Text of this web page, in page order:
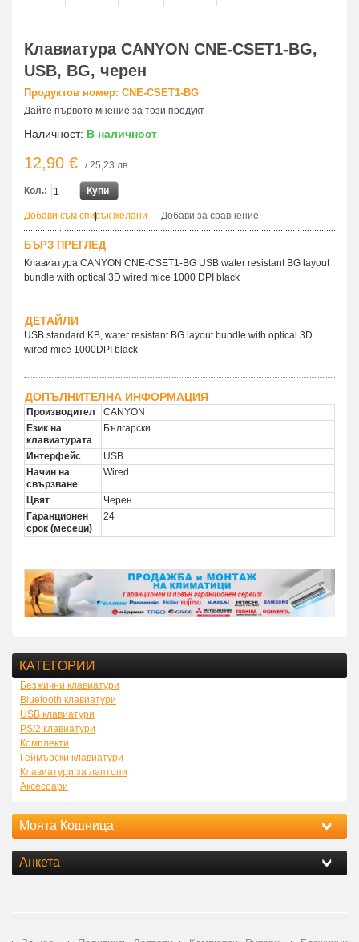
Клавиатура CANYON CNE-CSET1-BG,
USB, BG, черен
Продуктов номер: CNE-CSET1-BG
Дайте първото мнение за този продукт
Наличност: В наличност
12,90 € / 25,23 лв
Кол.: Купи
Добави към списък желани
| Добави за сравнение
БЪРЗ ПРЕГЛЕД
Клавиатура CANYON CNE-CSET1-BG USB water resistant BG layout
bundle with optical 3D wired mice 1000 DPI black
ДЕТАЙЛИ
USB standard KB, water resistant BG layout bundle with optical 3D
wired mice 1000DPI black
ДОПЪЛНИТЕЛНА ИНФОРМАЦИЯ
Производител
CANYON
Език на
клавиатурата
Български
Интерфейс
USB
Начин на
свързване
Wired
Цвят
Черен
Гаранционен
срок (месеци)
24
КАТЕГОРИИ
Безжични клавиатури
Bluetooth клавиатури
USB клавиатури
PS/2 клавиатури
Комплекти
Геймърски клавиатури
Клавиатури за лаптопи
Аксесоари
Моята Кошница
Анкета